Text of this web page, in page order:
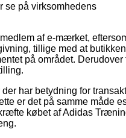
se på virksomhedens
af e-mærket,
tillige med at butikken
på området. Derudover
har betydning for
er det på samme måde
købet af Adidas